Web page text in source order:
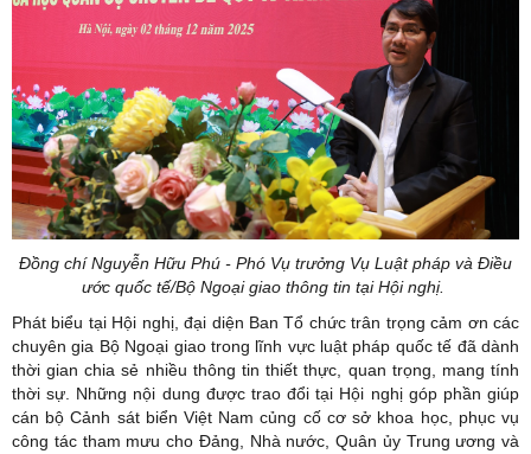
Đồng chí Nguyễn Hữu Phú - Phó Vụ trưởng Vụ Luật pháp và Điều
ước quốc tế/Bộ Ngoại giao thông tin tại Hội nghị.
Phát biểu tại Hội nghị, đại diện Ban Tổ chức trân trọng cảm ơn các
chuyên gia Bộ Ngoại giao trong lĩnh vực luật pháp quốc tế đã dành
thời gian chia sẻ nhiều thông tin thiết thực, quan trọng, mang tính
thời sự. Những nội dung được trao đổi tại Hội nghị góp phần giúp
cán bộ Cảnh sát biển Việt Nam củng cố cơ sở khoa học, phục vụ
công tác tham mưu cho Đảng, Nhà nước, Quân ủy Trung ương và